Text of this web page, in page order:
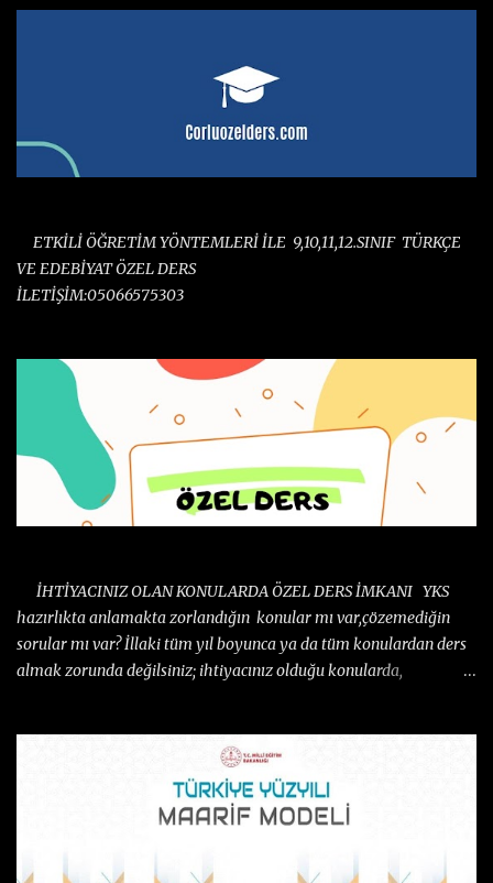
ETKİLİ ÖĞRETİM YÖNTEMLERİ İLE 9,10,11,12.SINIF TÜRKÇE
VE EDEBİYAT ÖZEL DERS
İLETİŞİM:05066575303
İHTİYACINIZ OLAN KONULARDA ÖZEL DERS İMKANI YKS
hazırlıkta anlamakta zorlandığın konular mı var,çözemediğin
sorular mı var? İllaki tüm yıl boyunca ya da tüm konulardan ders
almak zorunda değilsiniz; ihtiyacınız olduğu konularda,
görüşelim ve ihtiyacınıza göre çalışma programı yapalım.
ÜSTELİK UYGUN ÜCRETLERLE..!